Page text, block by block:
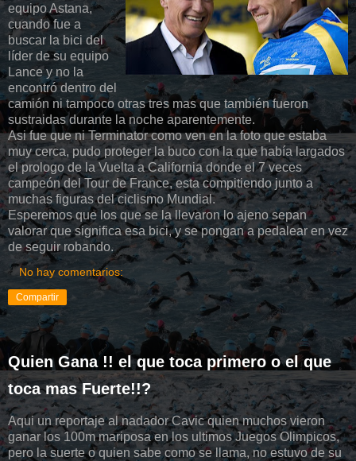
equipo Astana,
cuando fue a
buscar la bici del
líder de su equipo
Lance y no la
encontró dentro del
camión ni tampoco otras tres mas que también fueron
sustraidas durante la noche aparentemente.
Asi fue que ni Terminator como ven en la foto que estaba
muy cerca, pudo proteger la buco con la que había largados
el prologo de la Vuelta a California donde el 7 veces
campeón del Tour de France, esta compitiendo junto a
muchas figuras del ciclismo Mundial.
Esperemos que los que se la llevaron lo ajeno sepan
valorar que significa esa bici, y se pongan a pedalear en vez
de seguir robando.
No hay comentarios:
Compartir
Quien Gana !! el que toca primero o el que
toca mas Fuerte!!?
Aqui un reportaje al nadador Cavic quien muchos vieron
ganar los 100m mariposa en los ultimos Juegos Olimpicos,
pero la suerte o quien sabe como se llama, no estuvo de su